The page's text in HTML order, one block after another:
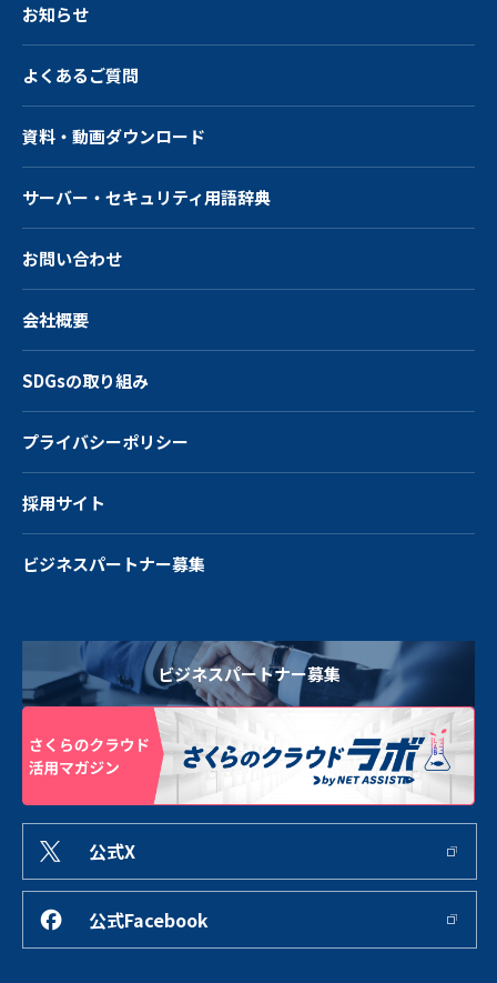
お知らせ
よくあるご質問
資料・動画ダウンロード
サーバー・ セキュリティ用語辞典
お問い合わせ
会社概要
SDGsの取り組み
プライバシーポリシー
採用サイト
ビジネスパートナー募集
ビジネスパートナー募集
公式X
公式Facebook